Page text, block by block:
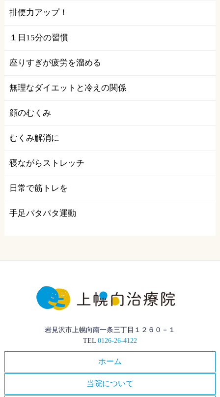
排便力アップ！
１日15分の習慣
座りすぎが疲労を溜める
無理なダイエットと冷えの関係
顔のむくみ
むくみ解消に
寝ながらストレッチ
日常で筋トレを
手足パタパタ運動
岩見沢市上幌向南一条三丁目１２６０－１
TEL 0126-26-4122
ホーム
当院について